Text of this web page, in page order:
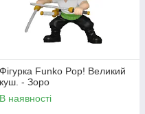
Фігурка Funko Pop! Великий
куш. - Зоро
В наявності